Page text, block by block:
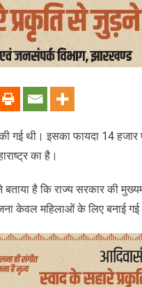
गई थी। इसका फायदा 14
का है।
है कि राज्य सरकार की
केवल महिलाओं के लिए बनाई